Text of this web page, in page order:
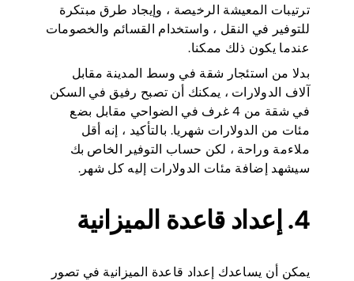
ترتيبات المعيشة الرخيصة ، وإيجاد طرق مبتكرة
للتوفير في النقل ، واستخدام القسائم والخصومات
عندما يكون ذلك ممكنا.
بدلا من استئجار شقة في وسط المدينة مقابل
آلاف الدولارات ، يمكنك أن تصبح رفيق في السكن
في شقة من 4 غرف في الضواحي مقابل بضع
مئات من الدولارات شهريا. بالتأكيد ، إنه أقل
ملاءمة وراحة ، لكن حساب التوفير الخاص بك
سيشهد إضافة مئات الدولارات إليه كل شهر.
4. إعداد قاعدة الميزانية
يمكن أن يساعدك إعداد قاعدة الميزانية في تصور